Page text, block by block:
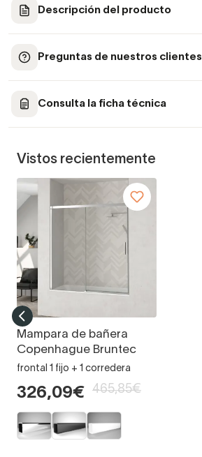
Descripción del producto
Preguntas de nuestros clientes
Consulta la ficha técnica
Vistos recientemente
Mampara de bañera
Copenhague Bruntec
frontal 1 fijo + 1 corredera
326,09€ 465,85€